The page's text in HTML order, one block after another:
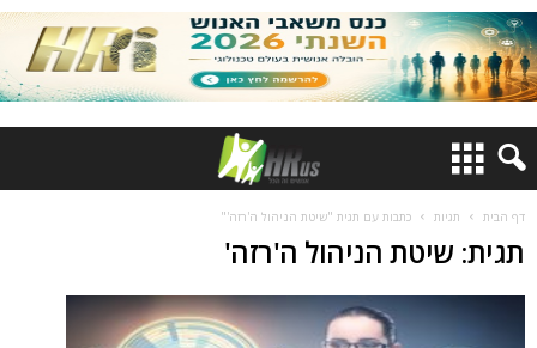
דף הבית תגיות כתבות עם תגית "שיטת הניהול ה'רזה'"
תגית: שיטת הניהול ה'רזה'